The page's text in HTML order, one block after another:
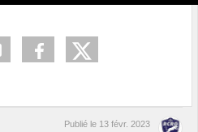
Publié le 13 févr. 2023